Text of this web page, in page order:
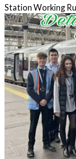
Station Working